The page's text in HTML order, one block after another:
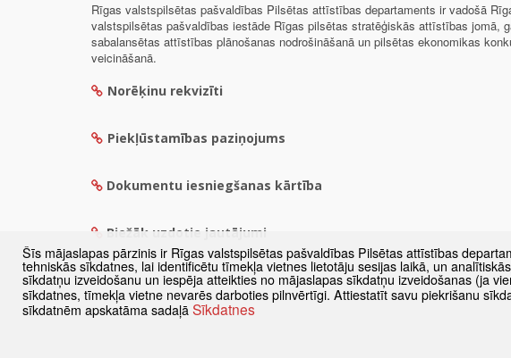
Rīgas valstspilsētas pašvaldības Pilsētas attīstības departaments ir vadošā
valstspilsētas pašvaldības iestāde Rīgas pilsētas stratēģiskās attīstības jomā,
sabalansētas attīstības plānošanas nodrošināšanā un pilsētas ekonomikas
veicināšanā.
Norēķinu rekvizīti
Piekļūstamības paziņojums
Dokumentu iesniegšanas kārtība
Biežāk uzdotie jautājumi
Šīs mājaslapas pārzinis ir Rīgas valstspilsētas pašvaldības Pilsētas attīstības
tehniskās sīkdatnes, lai identificētu tīmekļa vietnes lietotāju sesijas laikā, un
sīkdatņu izveidošanu un iespēja atteikties no mājaslapas sīkdatņu izveidošanas (ja
sīkdatnes, tīmekļa vietne nevarēs darboties pilnvērtīgi. Attiestatīt savu piekrišanu
sīkdatnēm apskatāma sadaļā Sīkdatnes